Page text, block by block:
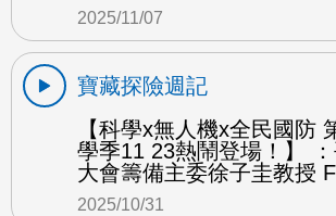
2025/11/07
寶藏探險週記
【科學x無人機x全民國防
學季11 23熱鬧登場！】
大會籌備主委徐子圭教授
2025/10/31